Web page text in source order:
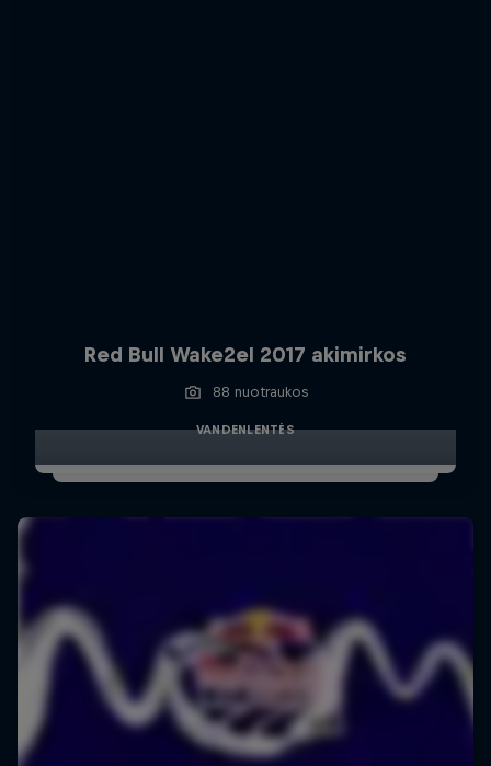
Red Bull Wake2el 2017 akimirkos
88 nuotraukos
VANDENLENTĖS